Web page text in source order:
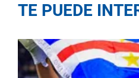
TE PUEDE